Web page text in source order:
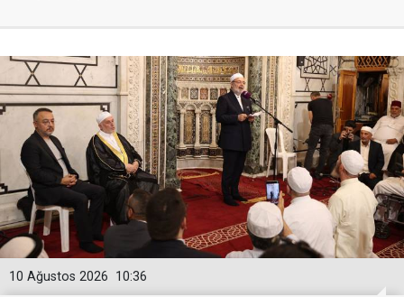
10:36
10 Ağustos 2026